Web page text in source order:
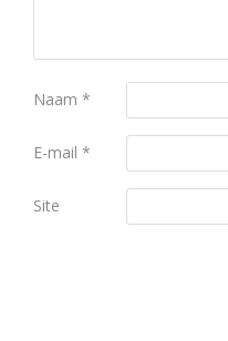
Naam *
E-mail *
Site